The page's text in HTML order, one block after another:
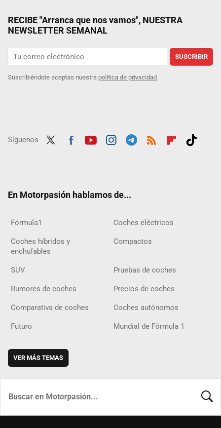
RECIBE "Arranca que nos vamos", NUESTRA
NEWSLETTER SEMANAL
SUSCRIBIR
Suscribiéndote aceptas nuestra política de privacidad
Síguenos
En Motorpasión hablamos de...
Fórmula1 Coches eléctricos
Coches híbridos y
enchufables
Compactos
SUV Pruebas de coches
Rumores de coches Precios de coches
Comparativa de coches Coches autónomos
Futuro Mundial de Fórmula 1
VER MÁS TEMAS